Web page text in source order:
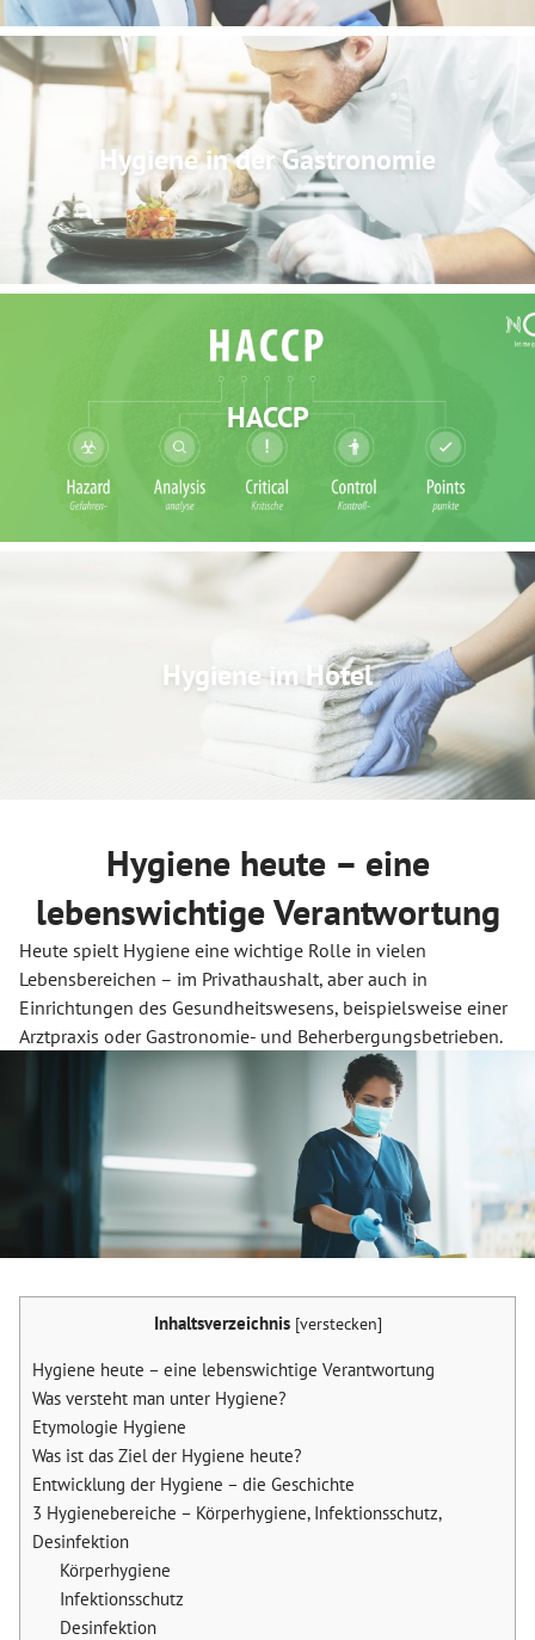
Hygiene in der Gastronomie
HACCP
Hygiene im Hotel
Hygiene heute – eine
lebenswichtige Verantwortung
Heute spielt Hygiene eine wichtige Rolle in vielen
Lebensbereichen – im Privathaushalt, aber auch in
Einrichtungen des Gesundheitswesens, beispielsweise einer
Arztpraxis oder Gastronomie- und Beherbergungsbetrieben.
Inhaltsverzeichnis [verstecken]
Hygiene heute – eine lebenswichtige Verantwortung
Was versteht man unter Hygiene?
Etymologie Hygiene
Was ist das Ziel der Hygiene heute?
Entwicklung der Hygiene – die Geschichte
3 Hygienebereiche – Körperhygiene, Infektionsschutz,
Desinfektion
Körperhygiene
Infektionsschutz
Desinfektion